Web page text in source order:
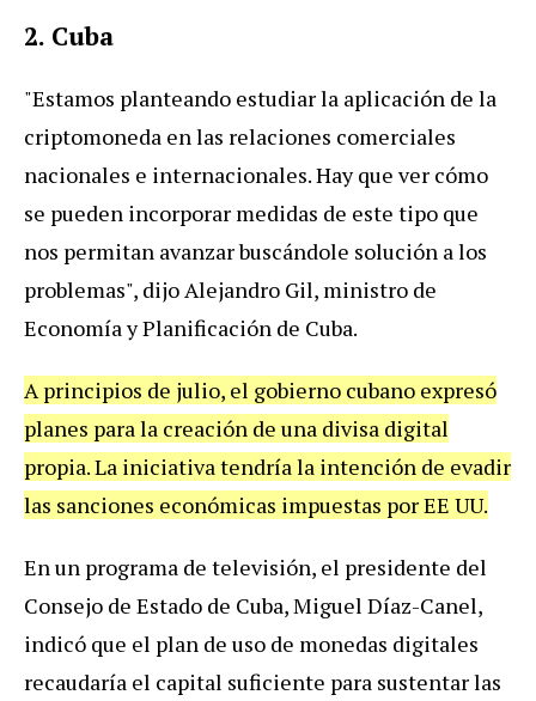
2. Cuba
"Estamos planteando estudiar la aplicación de la
criptomoneda en las relaciones comerciales
nacionales e internacionales. Hay que ver cómo
se pueden incorporar medidas de este tipo que
nos permitan avanzar buscándole solución a los
problemas", dijo Alejandro Gil, ministro de
Economía y Planificación de Cuba.
A principios de julio, el gobierno cubano expresó
planes para la creación de una divisa digital
propia. La iniciativa tendría la intención de evadir
las sanciones económicas impuestas por EE UU.
En un programa de televisión, el presidente del
Consejo de Estado de Cuba, Miguel Díaz-Canel,
indicó que el plan de uso de monedas digitales
recaudaría el capital suficiente para sustentar las